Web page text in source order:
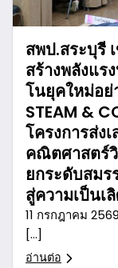
สพป.สระบุรี
สร้างพลังแร
โนยุคใหม่อย่
STEAM &
โครงการส่ง
คณิตศาสตร์วิ
ยกระดับสมร
สู่ความเป็นเ
11 กรกฎาคม
[…]
อ่านต่อ